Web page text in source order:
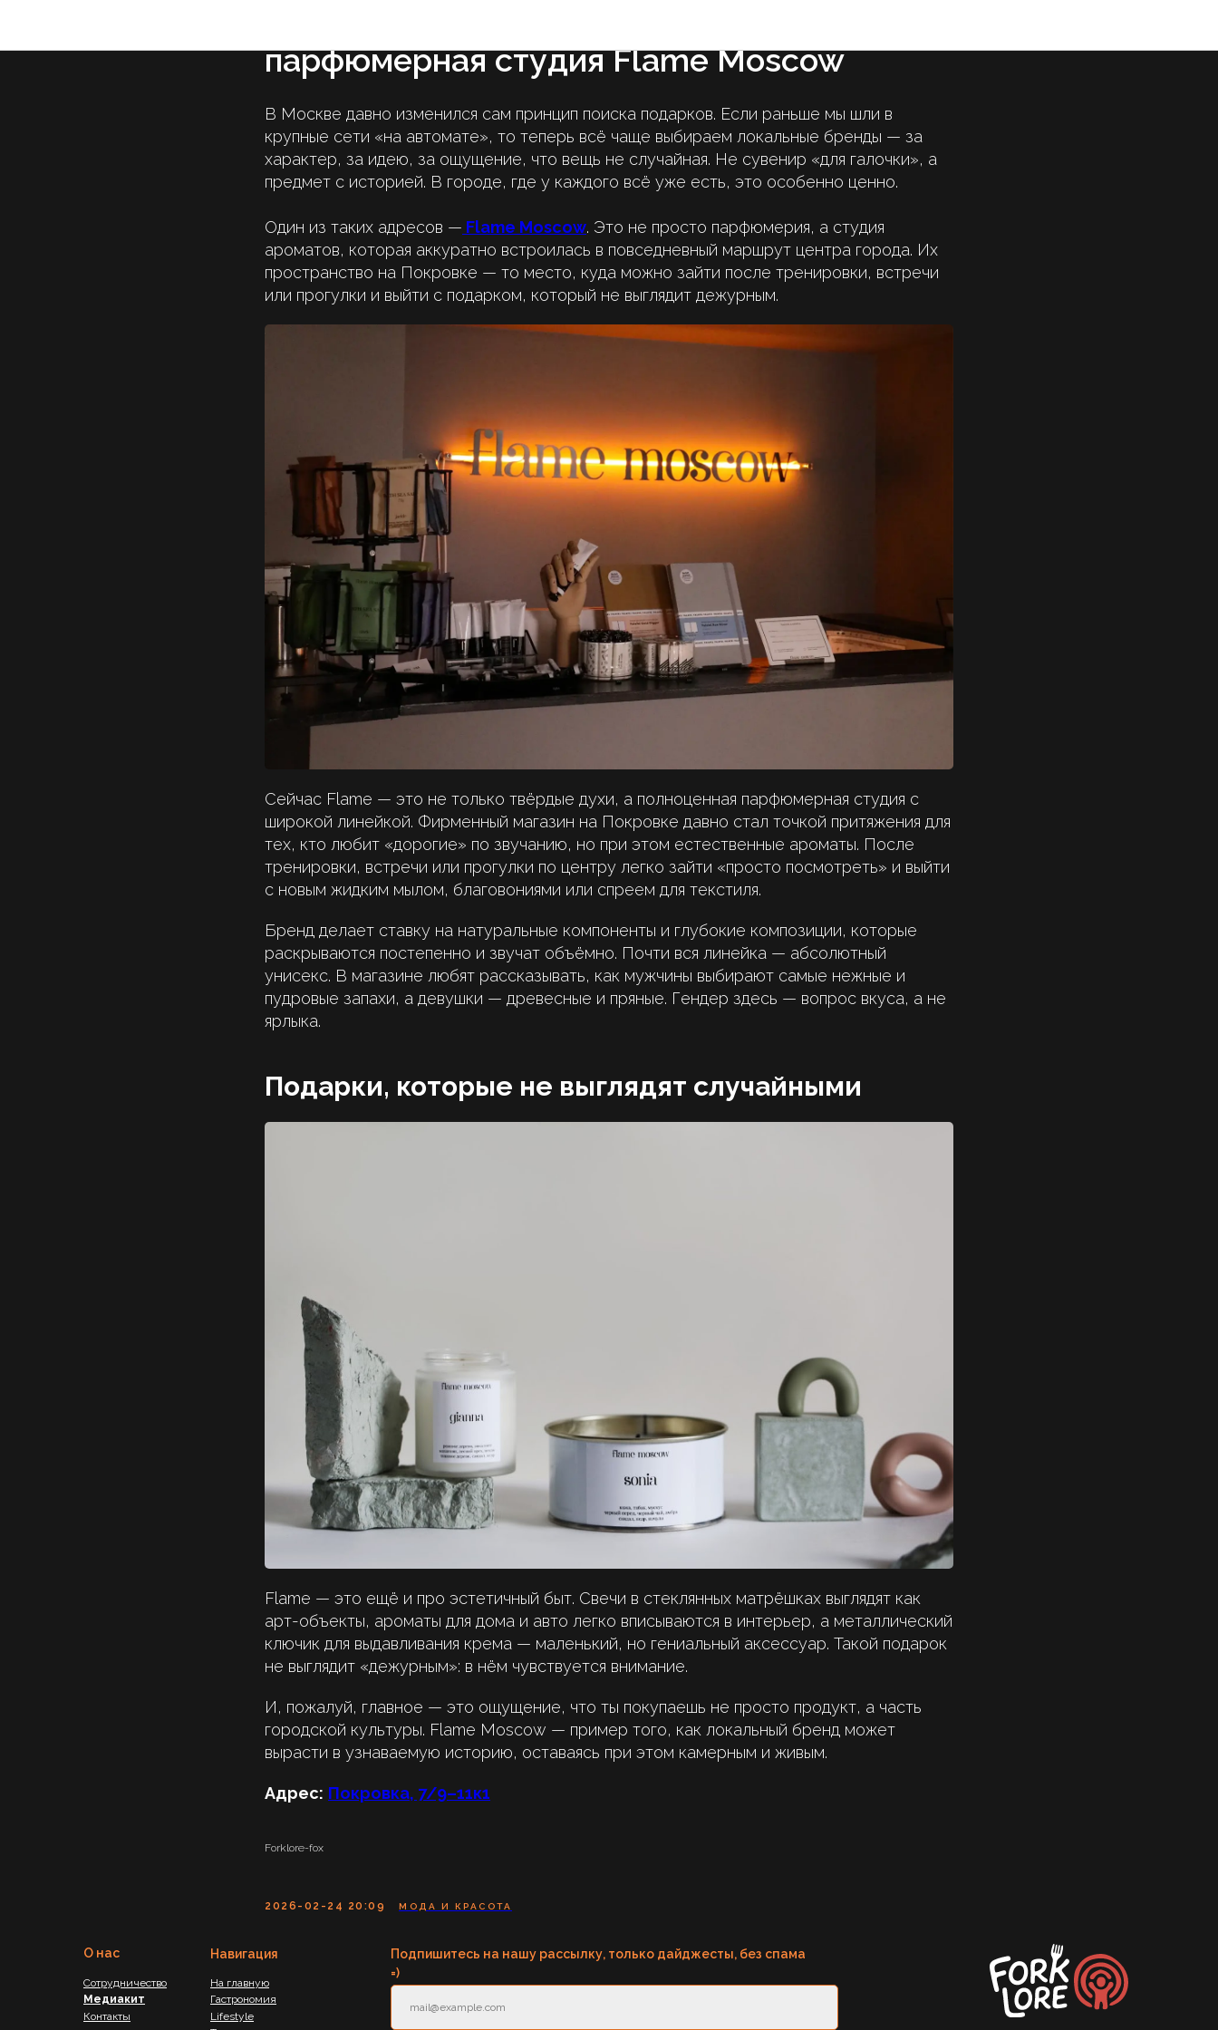
парфюмерная студия Flame Moscow
В Москве давно изменился сам принцип поиска подарков. Если раньше мы шли в
крупные сети «на автомате», то теперь всё чаще выбираем локальные бренды — за
характер, за идею, за ощущение, что вещь не случайная. Не сувенир «для галочки», а
предмет с историей. В городе, где у каждого всё уже есть, это особенно ценно.
Один из таких адресов — Flame Moscow. Это не просто парфюмерия, а студия
ароматов, которая аккуратно встроилась в повседневный маршрут центра города. Их
пространство на Покровке — то место, куда можно зайти после тренировки, встречи
или прогулки и выйти с подарком, который не выглядит дежурным.
Сейчас Flame — это не только твёрдые духи, а полноценная парфюмерная студия с
широкой линейкой. Фирменный магазин на Покровке давно стал точкой притяжения для
тех, кто любит «дорогие» по звучанию, но при этом естественные ароматы. После
тренировки, встречи или прогулки по центру легко зайти «просто посмотреть» и выйти
с новым жидким мылом, благовониями или спреем для текстиля.
Бренд делает ставку на натуральные компоненты и глубокие композиции, которые
раскрываются постепенно и звучат объёмно. Почти вся линейка — абсолютный
унисекс. В магазине любят рассказывать, как мужчины выбирают самые нежные и
пудровые запахи, а девушки — древесные и пряные. Гендер здесь — вопрос вкуса, а не
ярлыка.
Подарки, которые не выглядят случайными
Flame — это ещё и про эстетичный быт. Свечи в стеклянных матрёшках выглядят как
арт-объекты, ароматы для дома и авто легко вписываются в интерьер, а металлический
ключик для выдавливания крема — маленький, но гениальный аксессуар. Такой подарок
не выглядит «дежурным»: в нём чувствуется внимание.
И, пожалуй, главное — это ощущение, что ты покупаешь не просто продукт, а часть
городской культуры. Flame Moscow — пример того, как локальный бренд может
вырасти в узнаваемую историю, оставаясь при этом камерным и живым.
Адрес: Покровка, 7/9–11к1
Forklore-fox
2026-02-24 20:09 МОДА И КРАСОТА
О нас
Подпишитесь на нашу рассылку, только дайджесты, без спама
=)
Навигация
Сотрудничество
Медиакит
Контакты
На главную
Гастрономия
Lifestyle